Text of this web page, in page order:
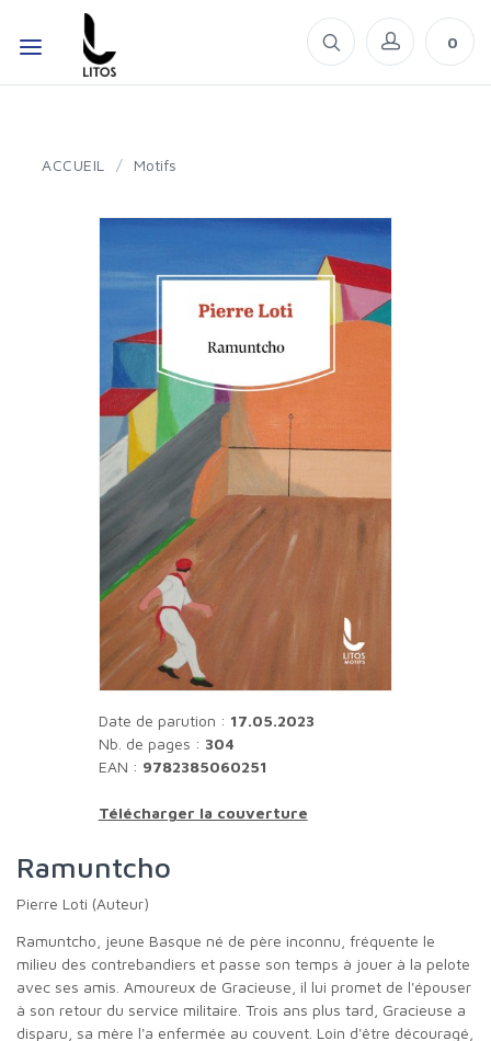
0
ACCUEIL / Motifs
Date de parution : 17.05.2023
Nb. de pages : 304
EAN : 9782385060251
Télécharger la couverture
Ramuntcho
Pierre Loti (Auteur)
Ramuntcho, jeune Basque né de père inconnu, fréquente le
milieu des contrebandiers et passe son temps à jouer à la pelote
avec ses amis. Amoureux de Gracieuse, il lui promet de l'épouser
à son retour du service militaire. Trois ans plus tard, Gracieuse a
disparu, sa mère l'a enfermée au couvent. Loin d'être découragé,